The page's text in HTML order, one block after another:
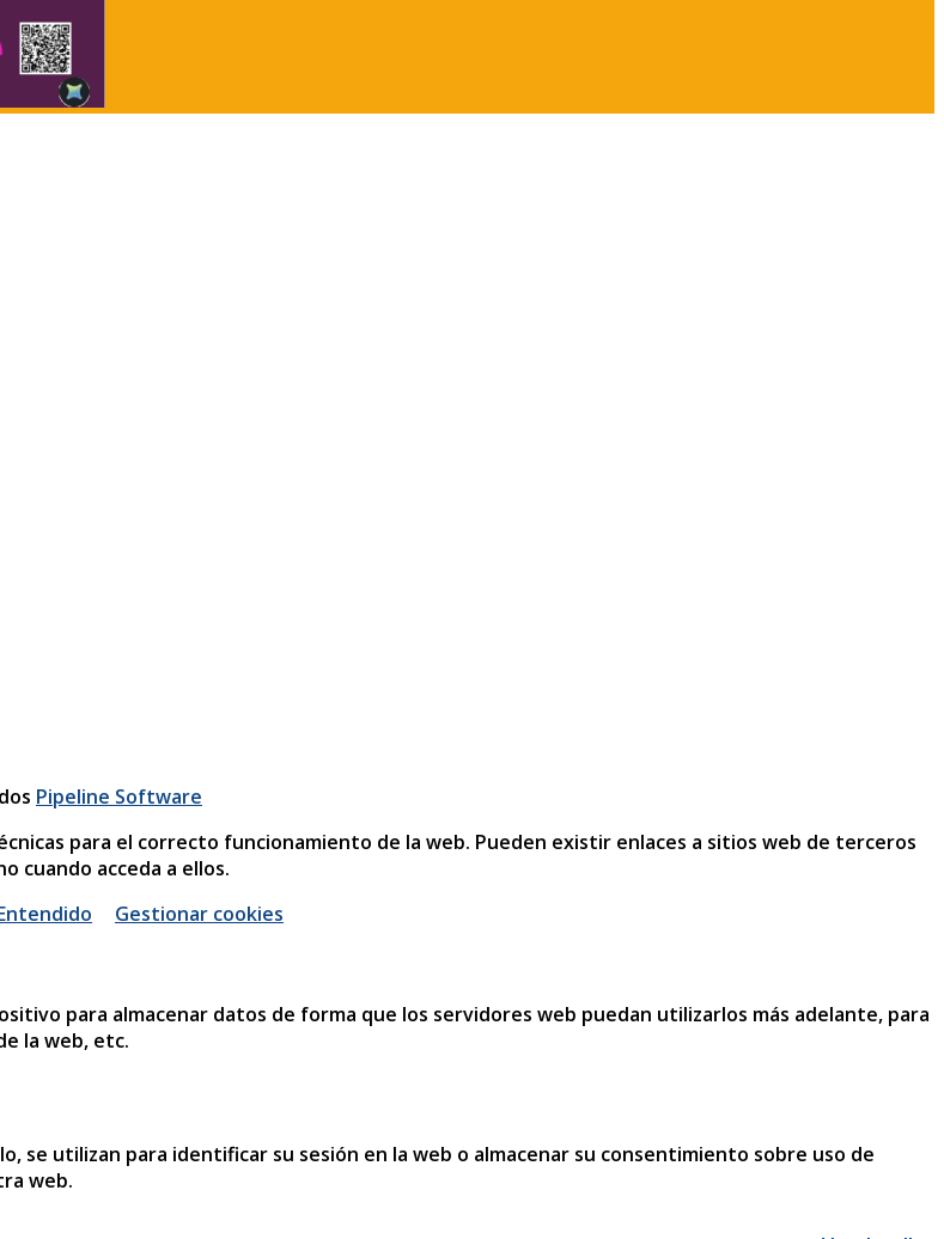
Pipeline Software
para el correcto funcionamiento de la web. Pueden existir enlaces a sitios web de terceros
cuando acceda a ellos.
Gestionar cookies
para almacenar datos de forma que los servidores web puedan utilizarlos más adelante, para
la web, etc.
se utilizan para identificar su sesión en la web o almacenar su consentimiento sobre uso de
web.